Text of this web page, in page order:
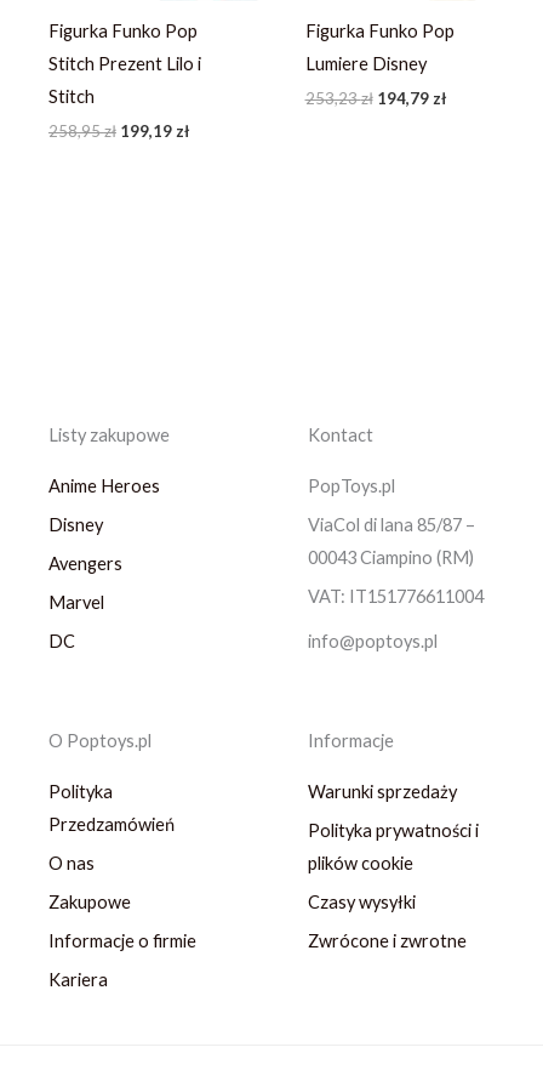
Figurka Funko Pop
Stitch Prezent Lilo i
Stitch
258,95zł 199,19 zł
Figurka Funko Pop
Lumiere Disney
253,23zł 194,79 zł
Listy zakupowe
Anime Heroes
Disney
Avengers
Marvel
DC
Kontact
PopToys.pl
ViaCol di lana 85/87 –
00043 Ciampino (RM)
VAT: IT151776611004
info@poptoys.pl
O Poptoys.pl
Polityka
Przedzamówień
O nas
Zakupowe
Informacje o firmie
Kariera
Informacje
Warunki sprzedaży
Polityka prywatności i
plików cookie
Czasy wysyłki
Zwrócone i zwrotne